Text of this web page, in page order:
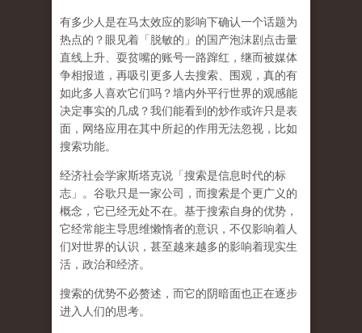
有多少人是在马太效应的影响下确认一个话题为
热点的？眼见着「脱敏的」的国产泡沫剧点击量
直线上升、耍贫嘴的账号一路蹿红，继而被媒体
争相报道，再吸引更多人去搜索、围观，真的有
如此多人喜欢它们吗？墙内外平行世界的观感能
决定事实的几成？我们能看到的炒作或许只是表
面，网络应用在其中所起的作用无法忽视，比如
搜索功能。
经济社会学家斯塔克说「搜索是信息时代的标
志」。谷歌只是一家公司，而搜索是个更广义的
概念，它已经无处不在。基于搜索自身的优势，
它经常能主导思维懒惰者的意识，不仅影响着人
们对世界的认识， 甚至越来越多的影响着现实生
活，政治和经济。
搜索的优势不必赘述，而它的阴暗面也正在逐步
进入人们的思考。